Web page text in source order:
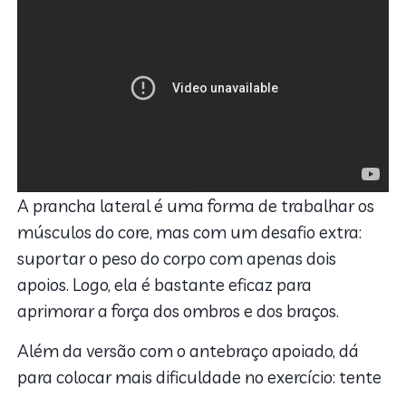
A prancha lateral é uma forma de trabalhar os
músculos do core, mas com um desafio extra:
suportar o peso do corpo com apenas dois
apoios. Logo, ela é bastante eficaz para
aprimorar a força dos ombros e dos braços.
Além da versão com o antebraço apoiado, dá
para colocar mais dificuldade no exercício: tente